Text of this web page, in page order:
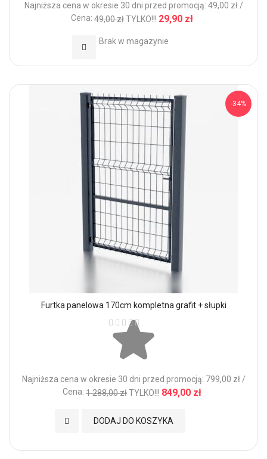
Najniższa cena w okresie 30 dni przed promocją: 49,00 zł /
Cena: 49,00 złTYLKO!!! 29,90 zł
Brak w magazynie
Dodaj do Ulubionych
-34%
Furtka panelowa 170cm kompletna grafit + słupki
Ocena:
Najniższa cena w okresie 30 dni przed promocją: 799,00 zł /
Cena: 1 288,00 złTYLKO!!! 849,00 zł
DODAJ DO KOSZYKA
Dodaj do Ulubionych